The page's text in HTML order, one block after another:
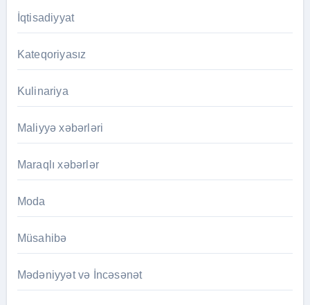
İqtisadiyyat
Kateqoriyasız
Kulinariya
Maliyyə xəbərləri
Maraqlı xəbərlər
Moda
Müsahibə
Mədəniyyət və İncəsənət